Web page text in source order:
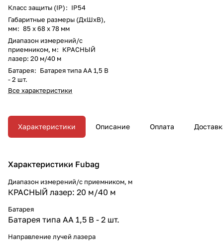
Класс защиты (IP): IP54
Габаритные размеры (ДхШхВ),
мм: 85 х 68 х 78 мм
Диапазон измерений/с
приемником, м: КРАСНЫЙ
лазер: 20 м/40 м
Батарея: Батарея типа AA 1,5 В
- 2 шт.
Все характеристики
Характеристики Описание Оплата
Характеристики Fubag
Диапазон измерений/с приемником, м
КРАСНЫЙ лазер: 20 м/40 м
Батарея
Батарея типа AA 1,5 В - 2 шт.
Направление лучей лазера